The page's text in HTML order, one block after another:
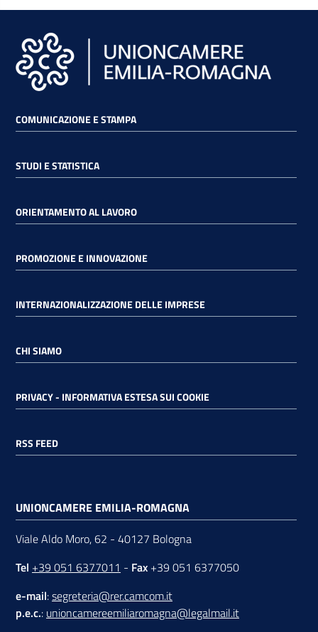
COMUNICAZIONE E STAMPA
STUDI E STATISTICA
ORIENTAMENTO AL LAVORO
PROMOZIONE E INNOVAZIONE
INTERNAZIONALIZZAZIONE DELLE IMPRESE
CHI SIAMO
PRIVACY - INFORMATIVA ESTESA SUI COOKIE
RSS FEED
UNIONCAMERE EMILIA-ROMAGNA
Viale Aldo Moro, 62 - 40127 Bologna
Tel +39 051 6377011 - Fax +39 051 6377050
e-mail:segreteria@rer.camcom.it
p.e.c.: unioncamereemiliaromagna@legalmail.it